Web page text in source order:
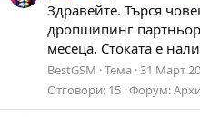
Здравейте. Търся
дропшипинг
месеца. Стоката е
BestGSM Тема 31 Март
Отговори: 15 Форум: